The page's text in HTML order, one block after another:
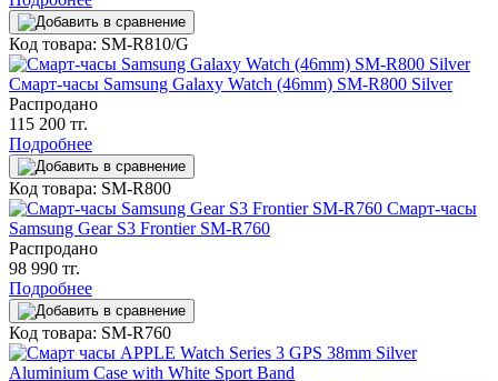
Код товара: SM-R810/G
Смарт-часы Samsung Galaxy Watch (46mm) SM-R800 Silver
Распродано
115 200 тг.
Подробнее
Код товара: SM-R800
Cмарт-часы
Samsung Gear S3 Frontier SM-R760
Распродано
98 990 тг.
Подробнее
Код товара: SM-R760